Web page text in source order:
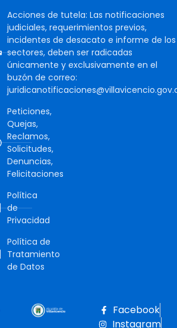
Acciones de tutela: Las notificaciones
judiciales, requerimientos previos,
incidentes de desacato e informe de los
sectores, deben ser radicadas
únicamente y exclusivamente en el
buzón de correo:
Peticiones,
Quejas,
Reclamos,
Solicitudes,
Denuncias,
Felicitaciones
Política
de
Privacidad
Política de
Tratamiento
de Datos
Facebook
Instagram